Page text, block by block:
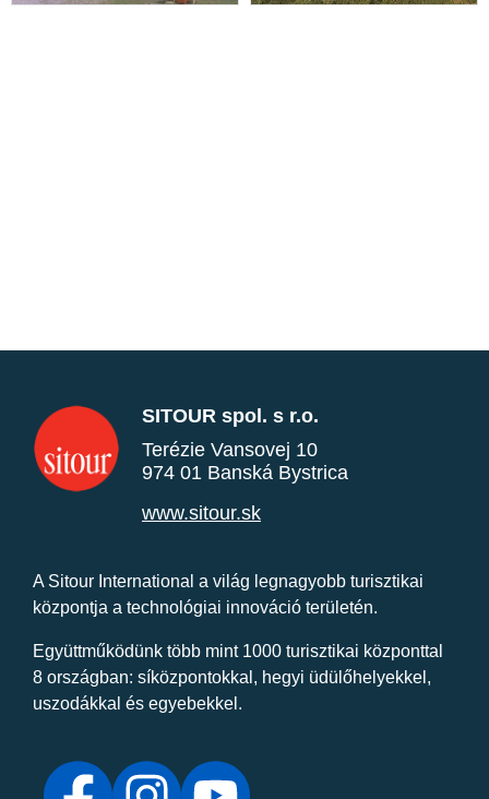
SITOUR spol. s r.o.
Terézie Vansovej 10
974 01 Banská Bystrica
www.sitour.sk
A Sitour International a világ legnagyobb turisztikai
központja a technológiai innováció területén.
Együttműködünk több mint 1000 turisztikai központtal
8 országban: síközpontokkal, hegyi üdülőhelyekkel,
uszodákkal és egyebekkel.